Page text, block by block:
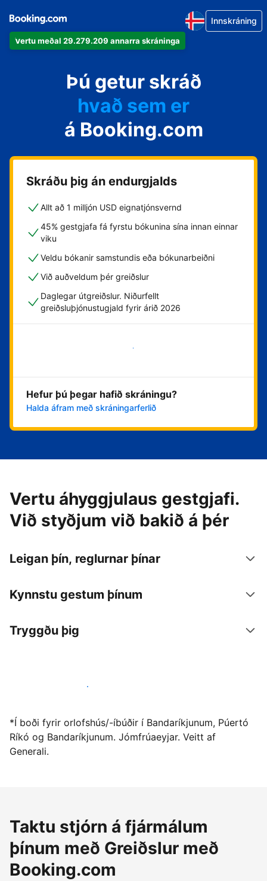
Vertu meðal 29.279.209 annarra skráninga
Innskráning
Þú getur skráð
hvað sem er
á Booking.com
Skráðu þig án endurgjalds
Allt að 1 milljón USD eignatjónsvernd
45% gestgjafa fá fyrstu bókunina sína innan einnar
viku
Veldu bókanir samstundis eða bókunarbeiðni
Við auðveldum þér greiðslur
Daglegar útgreiðslur. Niðurfellt
greiðsluþjónustugjald fyrir árið 2026
Byrja núna
Hefur þú þegar hafið skráningu?
Halda áfram með skráningarferlið
Vertu áhyggjulaus gestgjafi.
Við styðjum við bakið á þér
Leigan þín, reglurnar þínar
Kynnstu gestum þínum
Tryggðu þig
Vertu gestgjafi hjá okkur í dag
*Í boði fyrir orlofshús/-íbúðir í Bandaríkjunum, Púertó
Ríkó og Bandaríkjunum. Jómfrúaeyjar. Veitt af
Generali.
Taktu stjórn á fjármálum
þínum með Greiðslur með
Booking.com